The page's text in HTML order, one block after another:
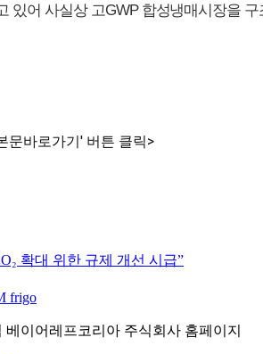
있어 사실상 고GWP 합성냉매시장을
문바로가기' 버튼 클릭>
확대 위한 규제 개선 시급”
frigo